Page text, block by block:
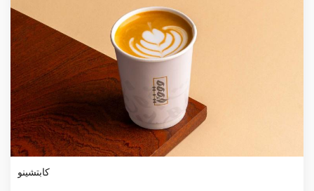
كابتشينو